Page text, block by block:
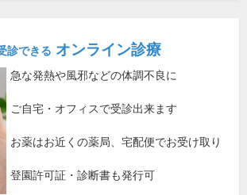
診できる オンライン診療
急な発熱や風邪などの体調不良に
ご自宅・オフィスで受診出来ます
お薬はお近くの薬局、宅配便でお受け取り
登園許可証・診断書も発行可